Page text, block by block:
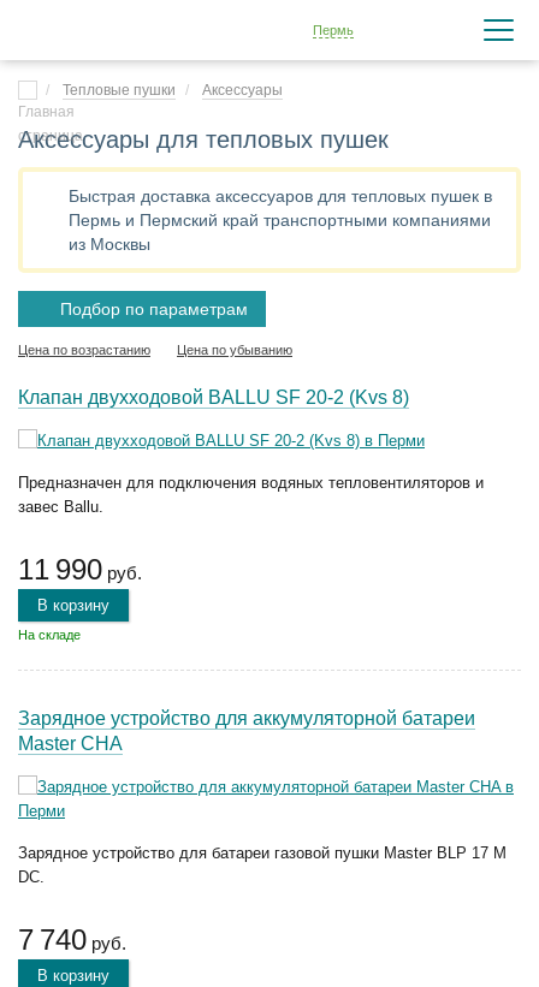
Пермь
Тепловые пушки Аксессуары
Аксессуары для тепловых пушек
Быстрая доставка аксессуаров для тепловых пушек в
Пермь и Пермский край транспортными компаниями
из Москвы
Подбор по параметрам
Цена по возрастанию Цена по убыванию
Клапан двухходовой BALLU SF 20-2 (Kvs 8)
Предназначен для подключения водяных тепловентиляторов и
завес Ballu.
11 990 руб.
В корзину
На складе
Зарядное устройство для аккумуляторной батареи
Master CHA
Зарядное устройство для батареи газовой пушки Master BLP 17 M
DC.
7 740 руб.
В корзину